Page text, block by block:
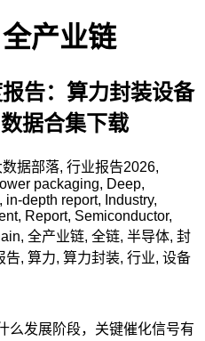
产业链
告：算力封装设备
据合集下载
数据部落, 行业报告2026,
packaging, Deep,
, in-depth report, Industry,
, Report, Semiconductor,
, 全产业链, 全链, 半导体, 封
告, 算力, 算力封装, 行业, 设备
么发展阶段，关键催化信号有